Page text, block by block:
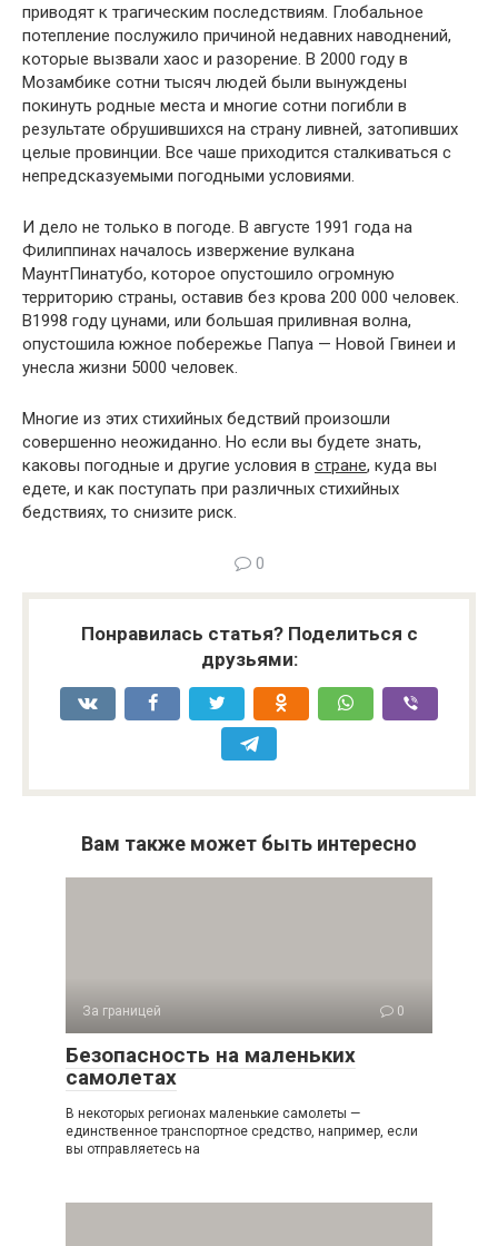
приводят к трагическим последствиям. Глобальное
потепление послужило причиной недавних наводнений,
которые вызвали хаос и разорение. В 2000 году в
Мозамбике сотни тысяч людей были вынуждены
покинуть родные места и многие сотни погибли в
результате обрушившихся на страну ливней, затопивших
целые провинции. Все чаше приходится сталкиваться с
непредсказуемыми погодными условиями.
И дело не только в погоде. В августе 1991 года на
Филиппинах началось извержение вулкана
МаунтПинатубо, которое опустошило огромную
территорию страны, оставив без крова 200 000 человек.
В1998 году цунами, или большая приливная волна,
опустошила южное побережье Папуа — Новой Гвинеи и
унесла жизни 5000 человек.
Многие из этих стихийных бедствий произошли
совершенно неожиданно. Но если вы будете знать,
каковы погодные и другие условия в стране, куда вы
едете, и как поступать при различных стихийных
бедствиях, то снизите риск.
0
Понравилась статья? Поделиться с
друзьями:
Вам также может быть интересно
За границей 0
Безопасность на маленьких
самолетах
В некоторых регионах маленькие самолеты —
единственное транспортное средство, например, если
вы отправляетесь на